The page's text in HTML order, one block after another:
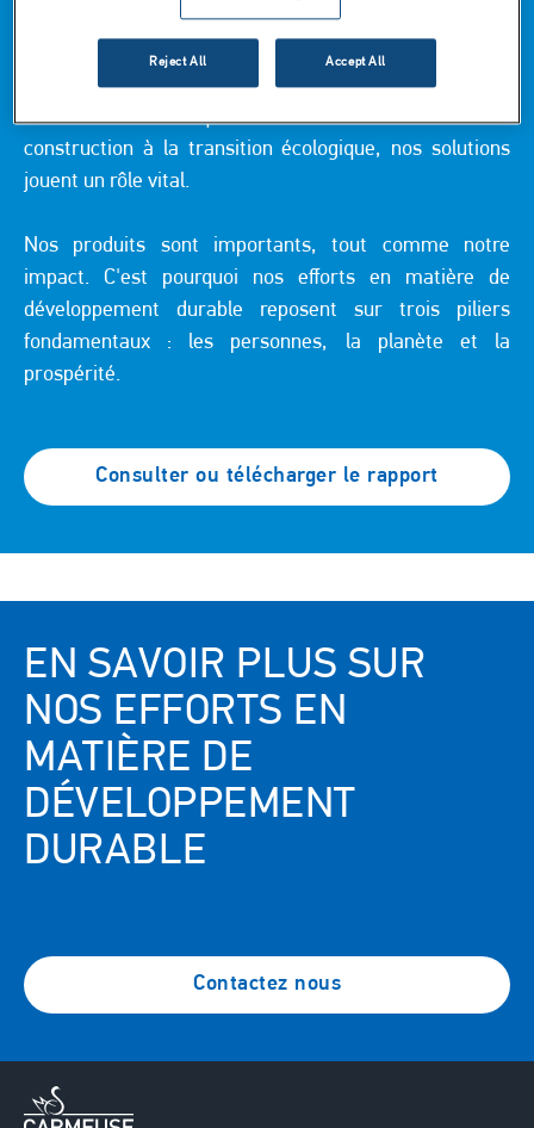
durabilité. Chez Carmeuse, nous ne nous contentons
pas d'extraire et de transformer des minéraux ; nous
fournissons des produits et des services essentiels qui
facilitent la vie quotidienne. Des matériaux de
construction à la transition écologique, nos solutions
jouent un rôle vital.
Nos produits sont importants, tout comme notre
impact. C'est pourquoi nos efforts en matière de
développement durable reposent sur trois piliers
fondamentaux : les personnes, la planète et la
prospérité.
Consulter ou télécharger le rapport
EN SAVOIR PLUS SUR
NOS EFFORTS EN
MATIÈRE DE
DÉVELOPPEMENT
DURABLE
Contactez nous
Reject All Accept All